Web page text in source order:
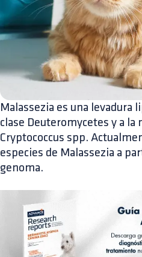
Malassezia es una levadura
clase Deuteromycetes y a la
Cryptococcus spp.
especies de Malassezia a
genoma.